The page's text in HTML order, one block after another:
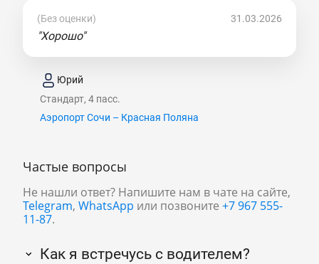
(Без оценки) 31.03.2026
"Хорошо"
Юрий
Стандарт, 4 пасс.
Аэропорт Сочи – Красная Поляна
Частые вопросы
Не нашли ответ? Напишите нам в чате на сайте,
Telegram, WhatsApp или позвоните +7 967 555-
11-87.
Как я встречусь с водителем?